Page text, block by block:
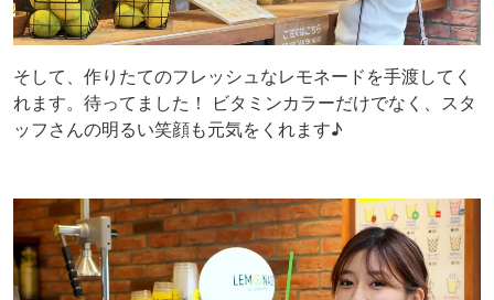
そして、作りたてのフレッシュなレモネードを手渡してく
れます。待ってました！ ビタミンカラーだけでなく、スタ
ッフさんの明るい笑顔も元気をくれます♪